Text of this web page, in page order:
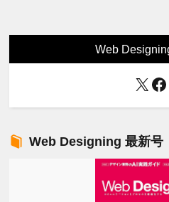
Web
X
Web Designing 最新号